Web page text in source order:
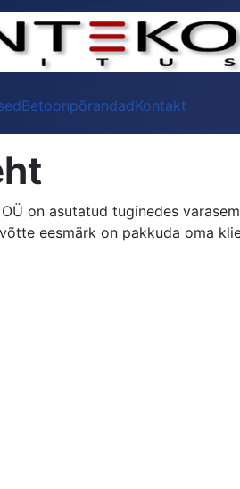
BetoonpõrandadKontakt
on asutatud tuginedes
eesmärk on pakkuda oma